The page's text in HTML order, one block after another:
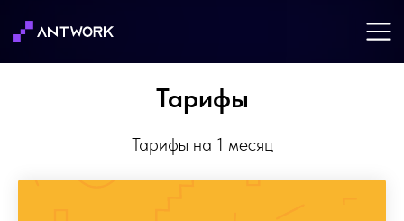
Тарифы
Тарифы на 1 месяц